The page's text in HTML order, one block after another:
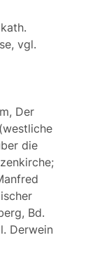
vgl.
Der
die
;
Bd.
Derwein